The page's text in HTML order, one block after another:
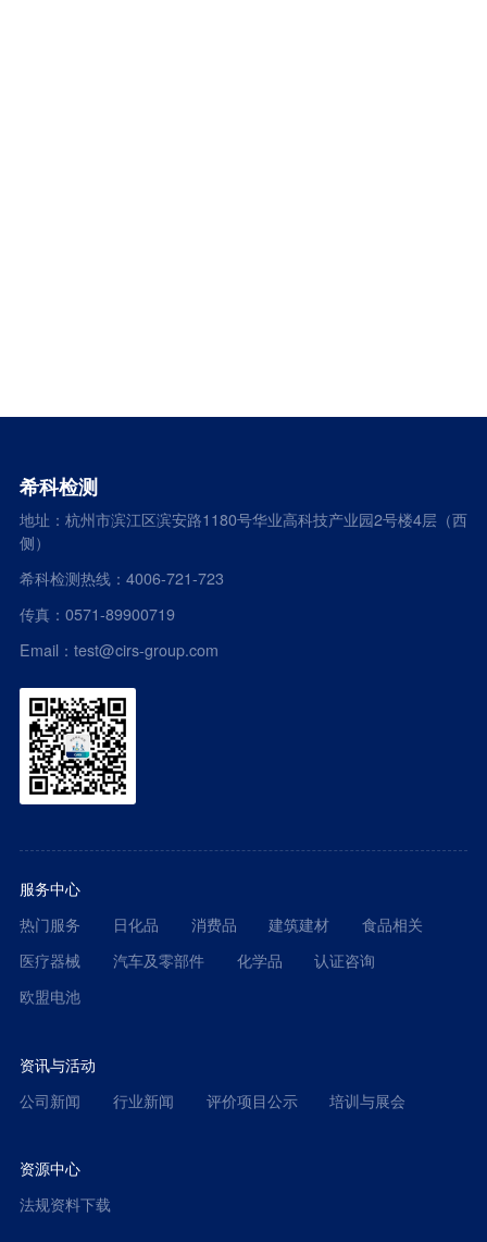
希科检测
地址：杭州市滨江区滨安路1180号华业高科技产业园2号楼4层（西
侧）
希科检测热线：4006-721-723
传真：0571-89900719
Email：test@cirs-group.com
服务中心
热门服务
日化品 消费品 建筑建材
食品相关
医疗器械
汽车及零部件 化学品
认证咨询
欧盟电池
资讯与活动
公司新闻
行业新闻 评价项目公示 培训与展会
资源中心
法规资料下载